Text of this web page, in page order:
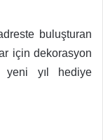
buluşturan
için dekorasyon
yeni yıl hediye